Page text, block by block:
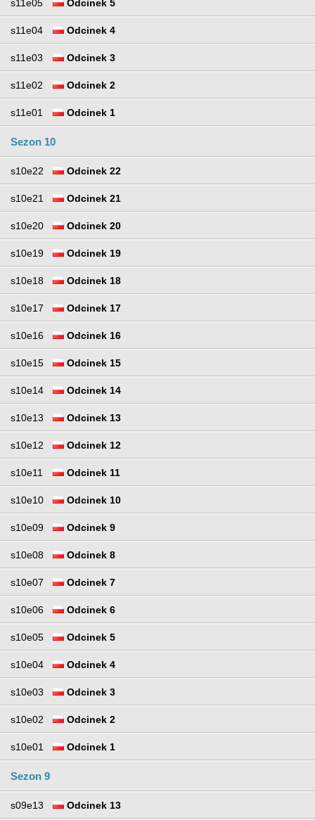
s11e05 Odcinek 5
s11e04 Odcinek 4
s11e03 Odcinek 3
s11e02 Odcinek 2
s11e01 Odcinek 1
Sezon 10
s10e22 Odcinek 22
s10e21 Odcinek 21
s10e20 Odcinek 20
s10e19 Odcinek 19
s10e18 Odcinek 18
s10e17 Odcinek 17
s10e16 Odcinek 16
s10e15 Odcinek 15
s10e14 Odcinek 14
s10e13 Odcinek 13
s10e12 Odcinek 12
s10e11 Odcinek 11
s10e10 Odcinek 10
s10e09 Odcinek 9
s10e08 Odcinek 8
s10e07 Odcinek 7
s10e06 Odcinek 6
s10e05 Odcinek 5
s10e04 Odcinek 4
s10e03 Odcinek 3
s10e02 Odcinek 2
s10e01 Odcinek 1
Sezon 9
s09e13 Odcinek 13